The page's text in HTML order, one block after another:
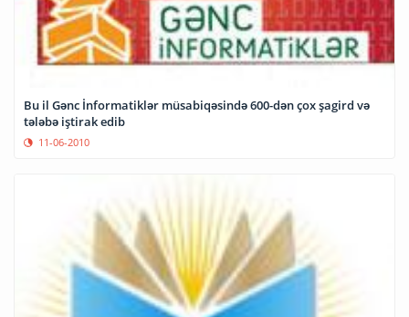
Bu il Gənc İnformatiklər müsabiqəsində 600-dən çox şagird və
tələbə iştirak edib
11-06-2010